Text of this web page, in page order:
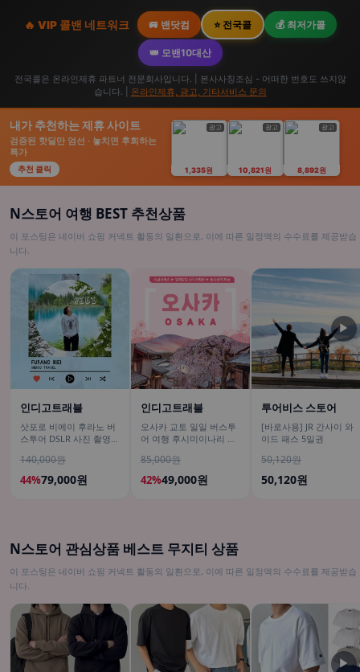
🔥 VIP 콜밴 네트워크 🚐 밴닷컴 ⭐ 전국콜 💰 최저가콜
👑 모밴10대산
전국콜은 온라인제휴 파트너 전문회사입니다. | 본사사칭조심 - 어떠한 번호도 쓰지않
습니다. |
온라인제휴, 광고, 기타서비스 문의
내가 추천하는 제휴 사이트
검증된 핫딜만 엄선 · 놓치면 후회하는
특가
추천 클릭
광고
1,335원
광고
10,821원
광고
8,892원
N스토어 여행 BEST 추천상품
이 포스팅은 네이버 쇼핑 커넥트 활동의 일환으로, 이에 따른 일정액의 수수료를 제공받습
니다.
인디고트래블
삿포로 비에이 후라노 버
스투어 DSLR 사진 촬영
140,000원
44%79,000원
인디고트래블
오사카 교토 일일 버스투
어 여행 후시미이나리 아
철학의길
85,000원
42%49,000원
투어비스 스토어
[바로사용] JR 간사이 와
이드 패스 5일권
50,120원
50,120원
▶
N스토어 관심상품 베스트 무지티 상품
이 포스팅은 네이버 쇼핑 커넥트 활동의 일환으로, 이에 따른 일정액의 수수료를 제공받습
니다.
▶